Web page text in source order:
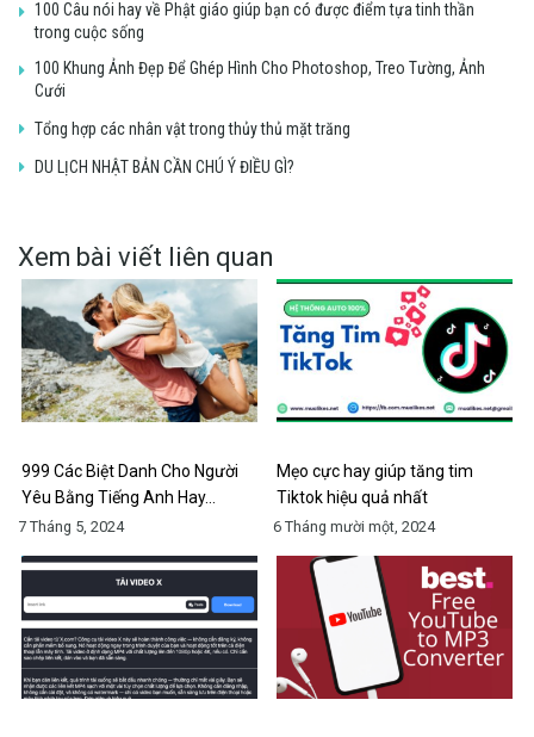
100 Câu nói hay về Phật giáo giúp bạn có được điểm tựa tinh thần
trong cuộc sống
100 Khung Ảnh Đẹp Để Ghép Hình Cho Photoshop, Treo Tường, Ảnh
Cưới
Tổng hợp các nhân vật trong thủy thủ mặt trăng
DU LỊCH NHẬT BẢN CẦN CHÚ Ý ĐIỀU GÌ?
Xem bài viết liên quan
999 Các Biệt Danh Cho Người
Yêu Bằng Tiếng Anh Hay…
7 Tháng 5, 2024
Mẹo cực hay giúp tăng tim
Tiktok hiệu quả nhất
6 Tháng mười một, 2024